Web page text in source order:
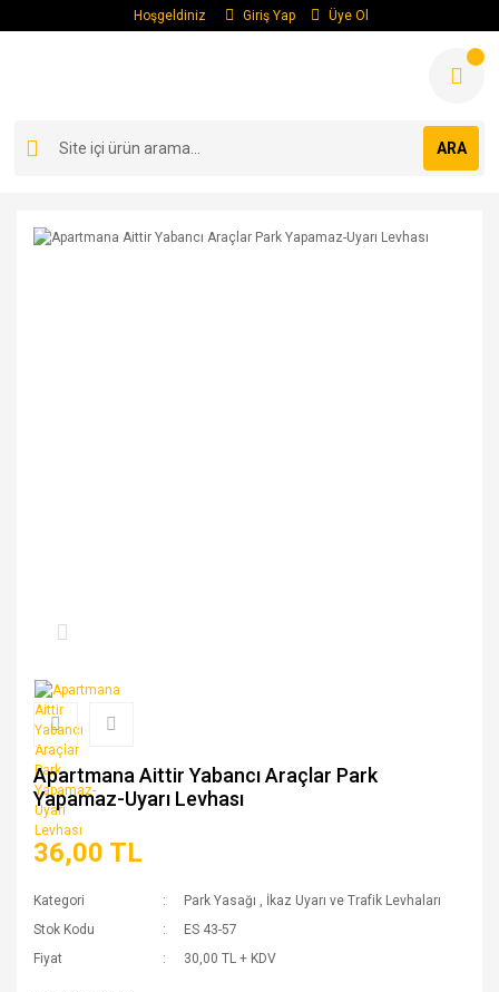
Hoşgeldiniz Giriş Yap Üye Ol
ARA
Apartmana Aittir Yabancı Araçlar Park
Yapamaz-Uyarı Levhası
36,00 TL
Kategori Park Yasağı , İkaz Uyarı ve Trafik Levhaları
Stok Kodu
ES 43-57
Fiyat
30,00 TL + KDV